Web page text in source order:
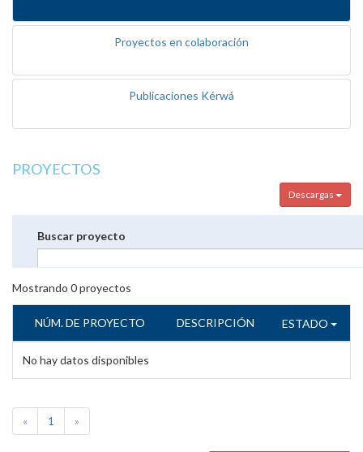
Proyectos en colaboración
Publicaciones Kérwá
PROYECTOS
Descargas
Buscar proyecto
Mostrando 0proyectos
NÚM. DE PROYECTO DESCRIPCIÓN ESTADO
No hay datos disponibles
« 1 »